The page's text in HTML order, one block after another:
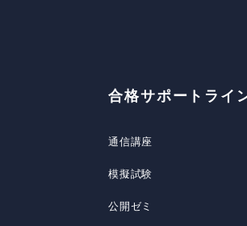
合格サポートライ
通信講座
模擬試験
公開ゼミ